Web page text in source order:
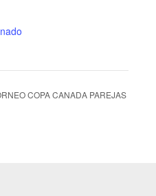
COPA CANADA PAREJAS